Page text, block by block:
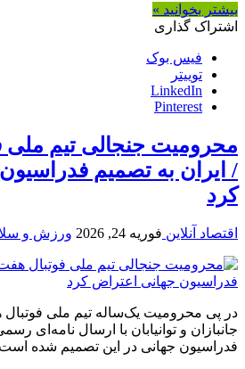
بیشتر بخوانید »
اشتراک گذاری
فیس بوک
توییتر
LinkedIn
Pinterest
محرومیت جنجالی تیم ملی
/ ایران به تصمیم
کرد
اقتصاد آنلاین فوریه 24, 2026 ورزش و
در پی محرومیت یک‌ساله تیم ملی
جانبازان و توانیابان با ارسال نامه‌ای
فدراسیون جهانی در این تصمیم شده